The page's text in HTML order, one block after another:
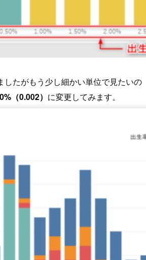
したがもう少し細かい単位で見たいの
（0.002） に変更してみます。